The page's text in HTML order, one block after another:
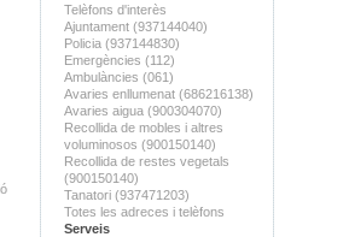
Telèfons d'interès
Ajuntament (937144040)
Policia (937144830)
Emergències (112)
Ambulàncies (061)
Avaries enllumenat (686216138)
Avaries aigua (900304070)
Recollida de mobles i altres
voluminosos (900150140)
Recollida de restes vegetals
(900150140)
Tanatori (937471203)
Totes les adreces i telèfons
Serveis